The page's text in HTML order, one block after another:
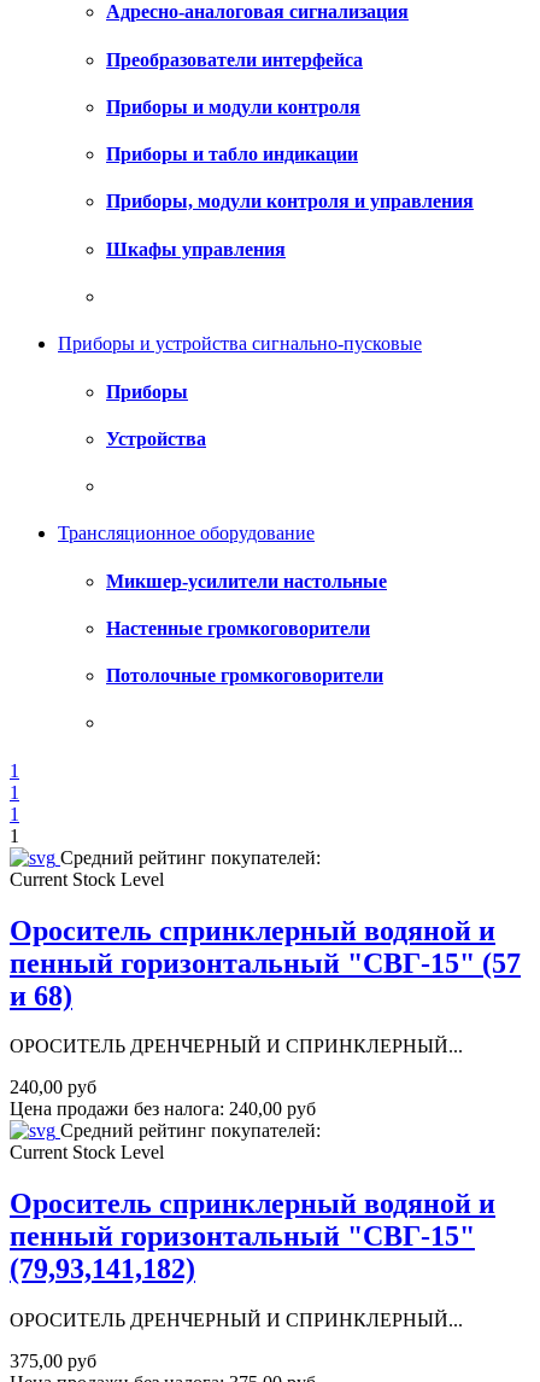
Адресно-аналоговая сигнализация
Преобразователи интерфейса
Приборы и модули контроля
Приборы и табло индикации
Приборы, модули контроля и управления
Шкафы управления
Приборы и устройства сигнально-пусковые
Приборы
Устройства
Трансляционное оборудование
Микшер-усилители настольные
Настенные громкоговорители
Потолочные громкоговорители
1
1
1
1
Средний рейтинг покупателей:
Current Stock Level
Ороситель спринклерный водяной и
пенный горизонтальный "СВГ-15" (57
и 68)
ОРОСИТЕЛЬ ДРЕНЧЕРНЫЙ И СПРИНКЛЕРНЫЙ...
240,00 руб
Цена продажи без налога: 240,00 руб
Средний рейтинг покупателей:
Current Stock Level
Ороситель спринклерный водяной и
пенный горизонтальный "СВГ-15"
(79,93,141,182)
ОРОСИТЕЛЬ ДРЕНЧЕРНЫЙ И СПРИНКЛЕРНЫЙ...
375,00 руб